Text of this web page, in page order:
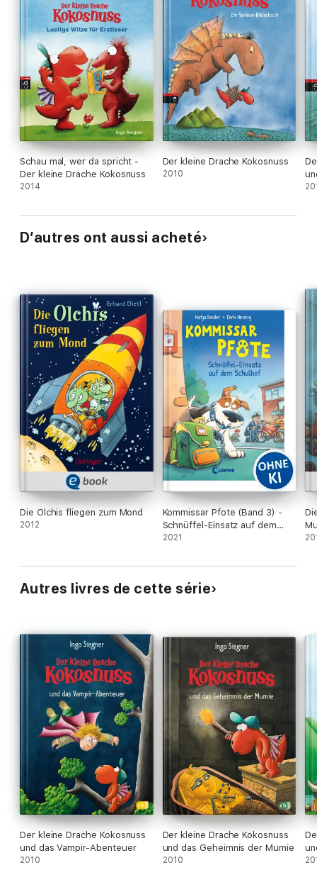
Schau mal, wer da spricht -
Der kleine Drache Kokosnuss
2014
Der kleine Drache Kokosnuss
2010
D’autres ont aussi acheté
Die Olchis fliegen zum Mond
2012
Kommissar Pfote (Band 3) -
Schnüffel-Einsatz auf dem
Schulhof
2021
Autres livres de cette série
Der kleine Drache Kokosnuss
und das Vampir-Abenteuer
2010
Der kleine Drache Kokosnuss
und das Geheimnis der Mumie
2010